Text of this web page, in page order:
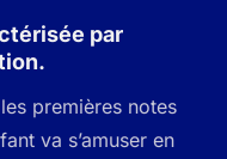
par
premières notes
va s’amuser en